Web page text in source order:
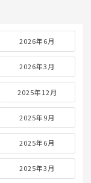
2026年6月
2026年3月
2025年12月
2025年9月
2025年6月
2025年3月